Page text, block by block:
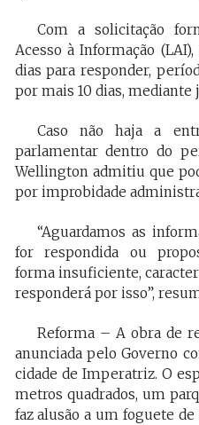
Com a solicitação
Acesso à Informação
dias para responder,
por mais 10 dias,
Caso não haja a
parlamentar dentro do
Wellington admitiu que
por improbidade
“Aguardamos as
for respondida ou
forma insuficiente,
responderá por isso”,
Reforma – A obra de
anunciada pelo Governo
cidade de Imperatriz. O
metros quadrados, um
faz alusão a um foguete